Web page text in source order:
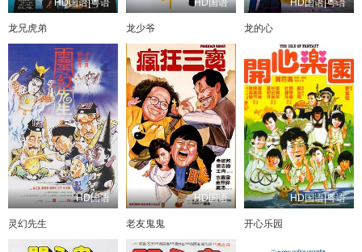
HD国语|粤语
龙兄虎弟
HD国语
龙少爷
HD国语|粤语
龙的心
HD国语
灵幻先生
HD国语
老友鬼鬼
HD国语|粤语
开心乐园